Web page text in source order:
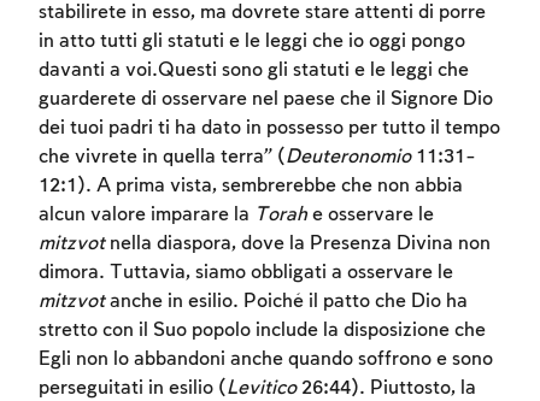
stabilirete in esso, ma dovrete stare attenti di porre
in atto tutti gli statuti e le leggi che io oggi pongo
davanti a voi.Questi sono gli statuti e le leggi che
guarderete di osservare nel paese che il Signore Dio
dei tuoi padri ti ha dato in possesso per tutto il tempo
che vivrete in quella terra” (Deuteronomio 11:31-
12:1). A prima vista, sembrerebbe che non abbia
alcun valore imparare la Torahe osservare le
mitzvot nella diaspora, dove la Presenza Divina non
dimora. Tuttavia, siamo obbligati a osservare le
mitzvotanche in esilio. Poiché il patto che Dio ha
stretto con il Suo popolo include la disposizione che
Egli non lo abbandoni anche quando soffrono e sono
perseguitati in esilio (Levitico 26:44). Piuttosto, la
Account required
To mark concepts as learned, you'll need
to create an account or log in.